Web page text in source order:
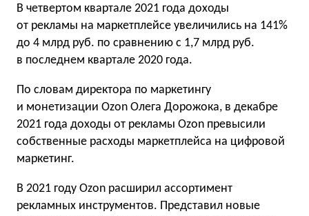
В четвертом квартале 2021 года доходы
от рекламы на маркетплейсе увеличились на 141%
до 4 млрд руб. по сравнению с 1,7 млрд руб.
в последнем квартале 2020 года.
По словам директора по маркетингу
и монетизации Ozon Олега Дорожока, в декабре
2021 года доходы от рекламы Ozon превысили
собственные расходы маркетплейса на цифровой
маркетинг.
В 2021 году Ozon расширил ассортимент
рекламных инструментов. Представил новые